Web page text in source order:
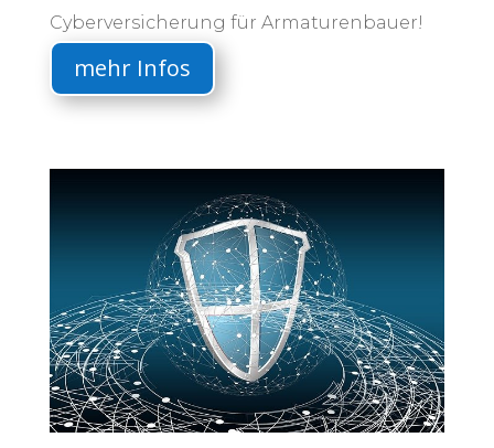
Cyberversicherung für Armaturenbauer!
mehr Infos